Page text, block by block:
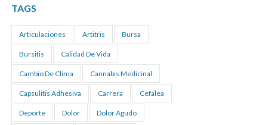
TAGS
Articulaciones Artitris Bursa
Bursitis Calidad De Vida
Cambio De Clima Cannabis Medicinal
Capsulitis Adhesiva Carrera Cefalea
Deporte Dolor Dolor Agudo